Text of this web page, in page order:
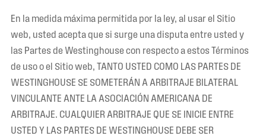
En la medida máxima permitida por la ley, al usar el Sitio
web, usted acepta que si surge una disputa entre usted y
las Partes de Westinghouse con respecto a estos Términos
de uso o el Sitio web, TANTO USTED COMO LAS PARTES DE
WESTINGHOUSE SE SOMETERÁN A ARBITRAJE BILATERAL
VINCULANTE ANTE LA ASOCIACIÓN AMERICANA DE
ARBITRAJE. CUALQUIER ARBITRAJE QUE SE INICIE ENTRE
USTED Y LAS PARTES DE WESTINGHOUSE DEBE SER